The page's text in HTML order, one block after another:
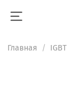
Главная IGBT